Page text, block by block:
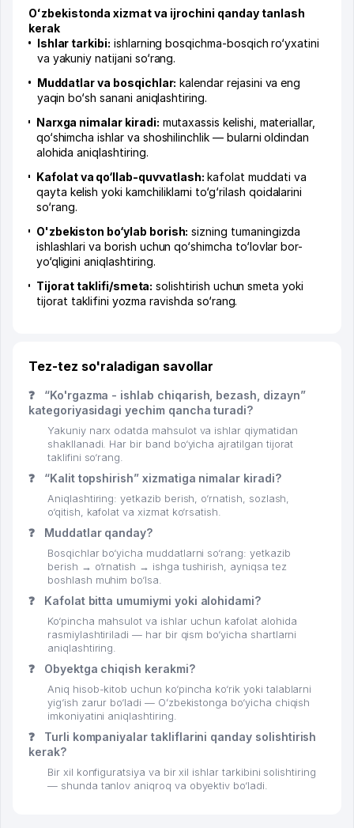
Oʻzbekistonda xizmat va ijrochini qanday tanlash
kerak
Ishlar tarkibi: ishlarning bosqichma-bosqich ro‘yxatini
va yakuniy natijani so‘rang.
Muddatlar va bosqichlar: kalendar rejasini va eng
yaqin bo‘sh sanani aniqlashtiring.
Narxga nimalar kiradi: mutaxassis kelishi, materiallar,
qo‘shimcha ishlar va shoshilinchlik — bularni oldindan
alohida aniqlashtiring.
Kafolat va qo‘llab-quvvatlash: kafolat muddati va
qayta kelish yoki kamchiliklarni to‘g‘rilash qoidalarini
so‘rang.
O'zbekiston bo‘ylab borish: sizning tumaningizda
ishlashlari va borish uchun qo‘shimcha to‘lovlar bor-
yo‘qligini aniqlashtiring.
Tijorat taklifi/smeta: solishtirish uchun smeta yoki
tijorat taklifini yozma ravishda so‘rang.
Tez-tez so'raladigan savollar
❓
“Ko'rgazma - ishlab chiqarish, bezash, dizayn”
kategoriyasidagi yechim qancha turadi?
Yakuniy narx odatda mahsulot va ishlar qiymatidan
shakllanadi. Har bir band bo‘yicha ajratilgan tijorat
taklifini so‘rang.
❓ “Kalit topshirish” xizmatiga nimalar kiradi?
Aniqlashtiring: yetkazib berish, o‘rnatish, sozlash,
o‘qitish, kafolat va xizmat ko‘rsatish.
❓ Muddatlar qanday?
Bosqichlar bo‘yicha muddatlarni so‘rang: yetkazib
berish → o‘rnatish → ishga tushirish, ayniqsa tez
boshlash muhim bo‘lsa.
❓ Kafolat bitta umumiymi yoki alohidami?
Ko‘pincha mahsulot va ishlar uchun kafolat alohida
rasmiylashtiriladi — har bir qism bo‘yicha shartlarni
aniqlashtiring.
❓ Obyektga chiqish kerakmi?
Aniq hisob-kitob uchun ko‘pincha ko‘rik yoki talablarni
yig‘ish zarur bo‘ladi — Oʻzbekistonga bo‘yicha chiqish
imkoniyatini aniqlashtiring.
❓
Turli kompaniyalar takliflarini qanday solishtirish
kerak?
Bir xil konfiguratsiya va bir xil ishlar tarkibini solishtiring
— shunda tanlov aniqroq va obyektiv bo‘ladi.